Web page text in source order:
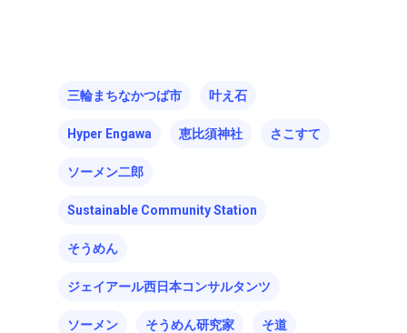
三輪まちなかつば市 叶え石
Hyper Engawa 恵比須神社 さこすて
ソーメン二郎
Sustainable Community Station
そうめん
ジェイアール西日本コンサルタンツ
ソーメン そうめん研究家 そ道